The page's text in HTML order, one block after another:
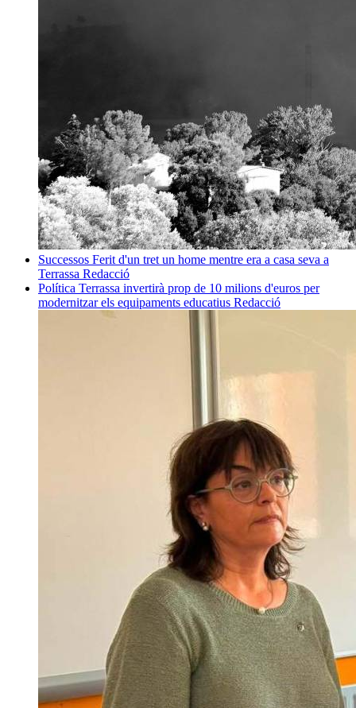
Successos Ferit d'un tret un home mentre era a casa seva a
Terrassa Redacció
Política Terrassa invertirà prop de 10 milions d'euros per
modernitzar els equipaments educatius Redacció